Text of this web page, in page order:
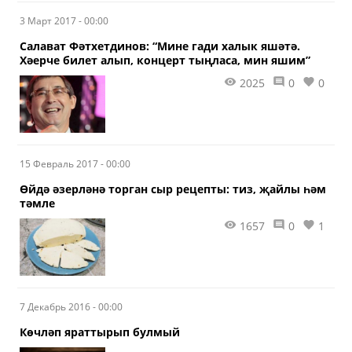
3 Март 2017 - 00:00
Салават Фәтхетдинов: “Мине гади халык яшәтә.
Хәерче билет алып, концерт тыңласа, мин яшим”
2025
0 0
15 Февраль 2017 - 00:00
Өйдә әзерләнә торган сыр рецепты: тиз, җайлы һәм
тәмле
1657
0 1
7 Декабрь 2016 - 00:00
Көчләп яраттырып булмый